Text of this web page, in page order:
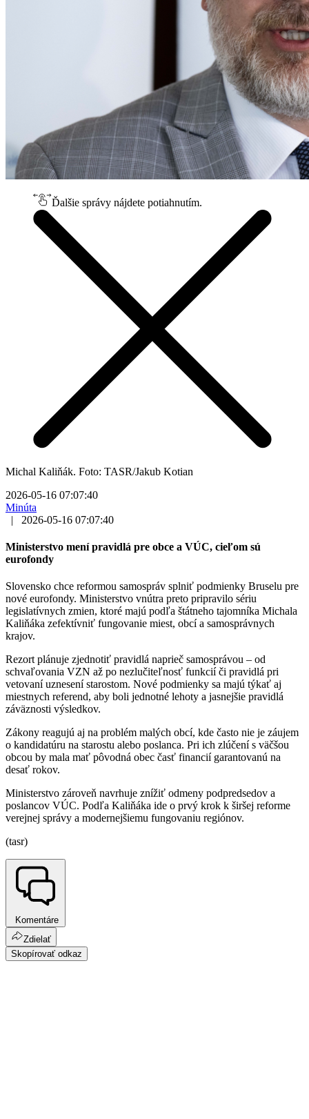
Ďalšie správy nájdete potiahnutím.
Michal Kaliňák. Foto: TASR/Jakub Kotian
2026-05-16 07:07:40
Minúta
|
2026-05-16 07:07:40
Ministerstvo mení pravidlá pre obce a VÚC, cieľom sú
eurofondy
Slovensko chce reformou samospráv splniť podmienky Bruselu pre
nové eurofondy. Ministerstvo vnútra preto pripravilo sériu
legislatívnych zmien, ktoré majú podľa štátneho tajomníka Michala
Kaliňáka zefektívniť fungovanie miest, obcí a samosprávnych
krajov.
Rezort plánuje zjednotiť pravidlá naprieč samosprávou – od
schvaľovania VZN až po nezlučiteľnosť funkcií či pravidlá pri
vetovaní uznesení starostom. Nové podmienky sa majú týkať aj
miestnych referend, aby boli jednotné lehoty a jasnejšie pravidlá
záväznosti výsledkov.
Zákony reagujú aj na problém malých obcí, kde často nie je záujem
o kandidatúru na starostu alebo poslanca. Pri ich zlúčení s väčšou
obcou by mala mať pôvodná obec časť financií garantovanú na
desať rokov.
Ministerstvo zároveň navrhuje znížiť odmeny podpredsedov a
poslancov VÚC. Podľa Kaliňáka ide o prvý krok k širšej reforme
verejnej správy a modernejšiemu fungovaniu regiónov.
(tasr)
Komentáre
Zdielať
Skopírovať odkaz